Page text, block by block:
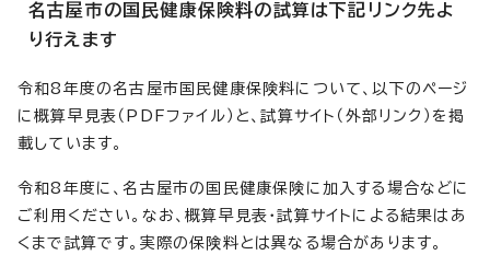
名古屋市の国民健康保険料の試算は下記リンク先よ
り行えます
令和8年度の名古屋市国民健康保険料について、以下のページ
に概算早見表（PDFファイル）と、試算サイト（外部リンク）を掲
載しています。
令和8年度に、名古屋市の国民健康保険に加入する場合などに
ご利用ください。なお、概算早見表・試算サイトによる結果はあ
くまで試算です。実際の保険料とは異なる場合があります。